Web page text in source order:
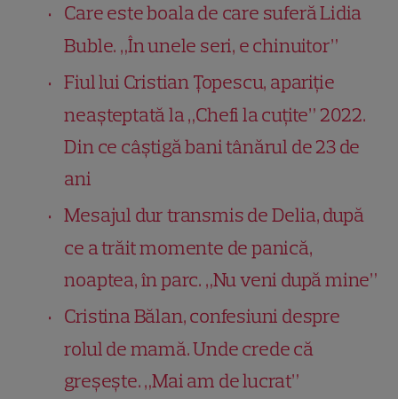
Care este boala de care suferă Lidia
Buble. „În unele seri, e chinuitor”
Fiul lui Cristian Țopescu, apariție
neașteptată la „Chefi la cuțite” 2022.
Din ce câștigă bani tânărul de 23 de
ani
Mesajul dur transmis de Delia, după
ce a trăit momente de panică,
noaptea, în parc. „Nu veni după mine”
Cristina Bălan, confesiuni despre
rolul de mamă. Unde crede că
greșește. „Mai am de lucrat”